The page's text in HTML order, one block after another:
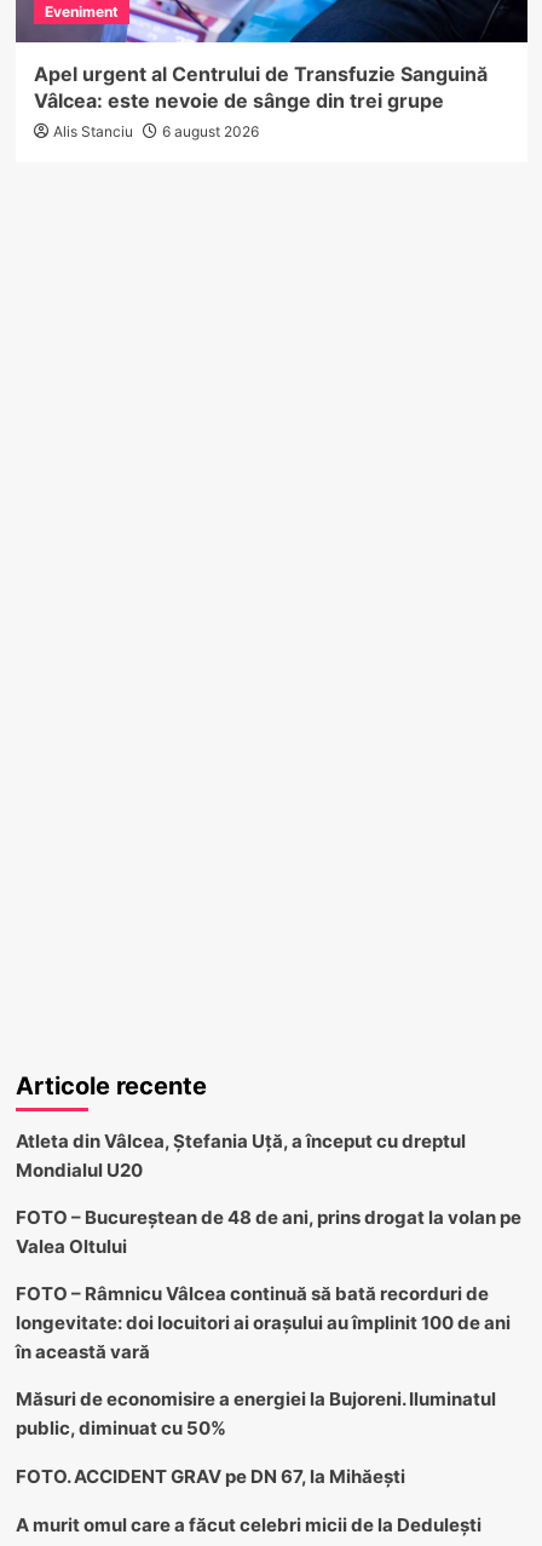
Eveniment
Apel urgent al Centrului de Transfuzie Sanguină
Vâlcea: este nevoie de sânge din trei grupe
Alis Stanciu 6 august 2026
Articole recente
Atleta din Vâlcea, Ștefania Uță, a început cu dreptul
Mondialul U20
FOTO – Bucureștean de 48 de ani, prins drogat la volan pe
Valea Oltului
FOTO – Râmnicu Vâlcea continuă să bată recorduri de
longevitate: doi locuitori ai orașului au împlinit 100 de ani
în această vară
Măsuri de economisire a energiei la Bujoreni. Iluminatul
public, diminuat cu 50%
FOTO. ACCIDENT GRAV pe DN 67, la Mihăești
A murit omul care a făcut celebri micii de la Dedulești